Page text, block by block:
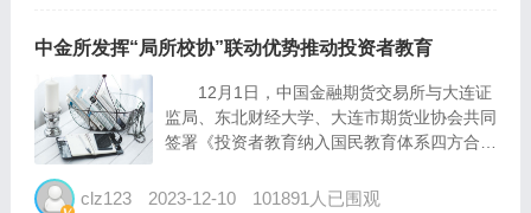
中金所发挥“局所校协”联动优势推动投资者教育
12月1日，中国金融期货交易所与大连证
监局、东北财经大学、大连市期货业协会共同
签署《投资者教育纳入国民教育体系四方合作
发挥“局所校协”四方联动优势，建立互利共赢
clz123 2023-12-10 101891人已围观